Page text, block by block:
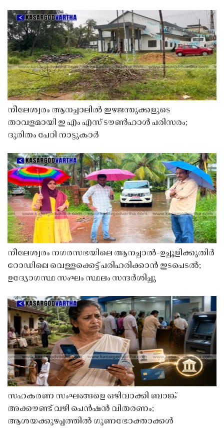
നീലേശ്വരം ആനച്ചാലിൽ ഇഴജന്തുക്കളുടെ
താവളമായി ഇ എം എസ് ടൗൺഹാൾ പരിസരം;
ദുരിതം പേറി നാട്ടുകാർ
നീലേശ്വരം നഗരസഭയിലെ ആനച്ചാൽ-ഉച്ചൂളിക്കുതിർ
റോഡിലെ വെള്ളക്കെട്ട് പരിഹരിക്കാൻ ഇടപെടൽ;
ഉദ്യോഗസ്ഥ സംഘം സ്ഥലം സന്ദർശിച്ചു
സഹകരണ സംഘങ്ങളെ ഒഴിവാക്കി ബാങ്ക്
അക്കൗണ്ട് വഴി പെൻഷൻ വിതരണം;
ആശയക്കുഴപ്പത്തിൽ ഗുണഭോക്താക്കൾ